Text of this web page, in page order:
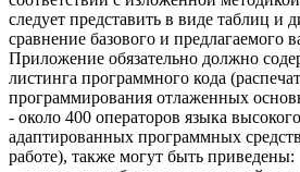
следует представить в виде таблиц
сравнение базового и предлагаемого
Приложение обязательно должно
листинга программного кода
программирования отлаженных
- около 400 операторов языка
адаптированных программных
работе), также могут быть приведены: